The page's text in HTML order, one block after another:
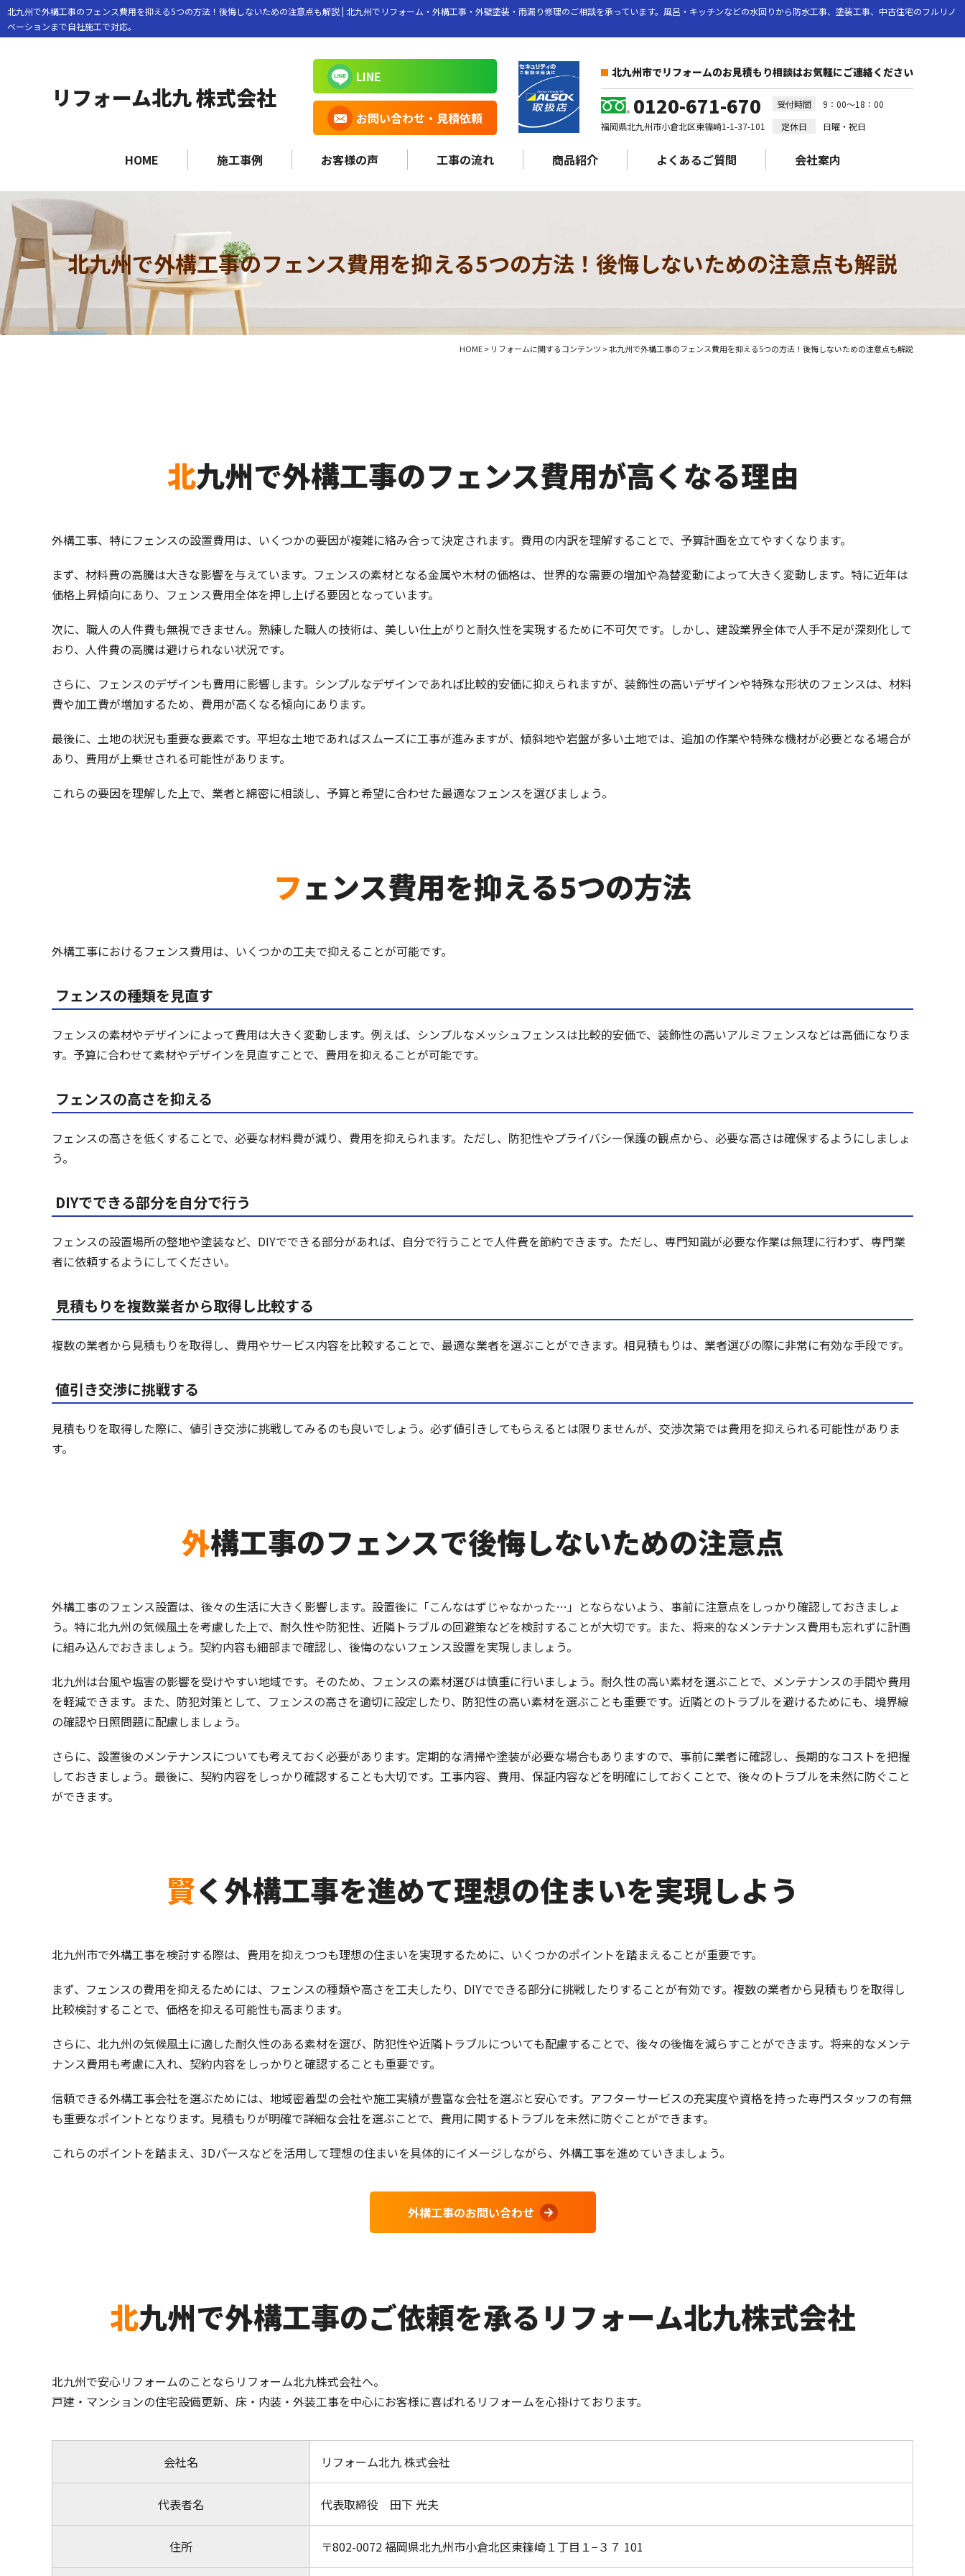
北九州で外構工事のフェンス費用を抑える5つの方法！後悔しないための注意点も解説 | 北九州でリフォーム・外構工事・外壁塗装・雨漏り修理のご相談を承っています。風呂・キッチンなどの水回りから防水工事、塗装工事、中古住宅のフルリノ
ベーションまで自社施工で対応。
リフォーム北九 株式会社
LINE
お問い合わせ・見積依頼
北九州市でリフォームのお見積もり相談はお気軽にご連絡ください
0120-671-670
福岡県北九州市小倉北区東篠崎1-1-37-101
受付時間
9：00～18：00
定休日
日曜・祝日
HOME 施工事例 お客様の声 工事の流れ 商品紹介 よくあるご質問 会社案内
北九州で外構工事のフェンス費用を抑える5つの方法！後悔しないための注意点も解説
HOME> リフォームに関するコンテンツ >北九州で外構工事のフェンス費用を抑える5つの方法！後悔しないための注意点も解説
北九州で外構工事のフェンス費用が高くなる理由
外構工事、特にフェンスの設置費用は、いくつかの要因が複雑に絡み合って決定されます。費用の内訳を理解することで、予算計画を立てやすくなります。
まず、材料費の高騰は大きな影響を与えています。フェンスの素材となる金属や木材の価格は、世界的な需要の増加や為替変動によって大きく変動します。特に近年は
価格上昇傾向にあり、フェンス費用全体を押し上げる要因となっています。
次に、職人の人件費も無視できません。熟練した職人の技術は、美しい仕上がりと耐久性を実現するために不可欠です。しかし、建設業界全体で人手不足が深刻化して
おり、人件費の高騰は避けられない状況です。
さらに、フェンスのデザインも費用に影響します。シンプルなデザインであれば比較的安価に抑えられますが、装飾性の高いデザインや特殊な形状のフェンスは、材料
費や加工費が増加するため、費用が高くなる傾向にあります。
最後に、土地の状況も重要な要素です。平坦な土地であればスムーズに工事が進みますが、傾斜地や岩盤が多い土地では、追加の作業や特殊な機材が必要となる場合が
あり、費用が上乗せされる可能性があります。
これらの要因を理解した上で、業者と綿密に相談し、予算と希望に合わせた最適なフェンスを選びましょう。
フェンス費用を抑える5つの方法
外構工事におけるフェンス費用は、いくつかの工夫で抑えることが可能です。
フェンスの種類を見直す
フェンスの素材やデザインによって費用は大きく変動します。例えば、シンプルなメッシュフェンスは比較的安価で、装飾性の高いアルミフェンスなどは高価になりま
す。予算に合わせて素材やデザインを見直すことで、費用を抑えることが可能です。
フェンスの高さを抑える
フェンスの高さを低くすることで、必要な材料費が減り、費用を抑えられます。ただし、防犯性やプライバシー保護の観点から、必要な高さは確保するようにしましょ
う。
DIYでできる部分を自分で行う
フェンスの設置場所の整地や塗装など、DIYでできる部分があれば、自分で行うことで人件費を節約できます。ただし、専門知識が必要な作業は無理に行わず、専門業
者に依頼するようにしてください。
見積もりを複数業者から取得し比較する
複数の業者から見積もりを取得し、費用やサービス内容を比較することで、最適な業者を選ぶことができます。相見積もりは、業者選びの際に非常に有効な手段です。
値引き交渉に挑戦する
見積もりを取得した際に、値引き交渉に挑戦してみるのも良いでしょう。必ず値引きしてもらえるとは限りませんが、交渉次第では費用を抑えられる可能性がありま
す。
外構工事のフェンスで後悔しないための注意点
外構工事のフェンス設置は、後々の生活に大きく影響します。設置後に「こんなはずじゃなかった…」とならないよう、事前に注意点をしっかり確認しておきましょ
う。特に北九州の気候風土を考慮した上で、耐久性や防犯性、近隣トラブルの回避策などを検討することが大切です。また、将来的なメンテナンス費用も忘れずに計画
に組み込んでおきましょう。契約内容も細部まで確認し、後悔のないフェンス設置を実現しましょう。
北九州は台風や塩害の影響を受けやすい地域です。そのため、フェンスの素材選びは慎重に行いましょう。耐久性の高い素材を選ぶことで、メンテナンスの手間や費用
を軽減できます。また、防犯対策として、フェンスの高さを適切に設定したり、防犯性の高い素材を選ぶことも重要です。近隣とのトラブルを避けるためにも、境界線
の確認や日照問題に配慮しましょう。
さらに、設置後のメンテナンスについても考えておく必要があります。定期的な清掃や塗装が必要な場合もありますので、事前に業者に確認し、長期的なコストを把握
しておきましょう。最後に、契約内容をしっかり確認することも大切です。工事内容、費用、保証内容などを明確にしておくことで、後々のトラブルを未然に防ぐこと
ができます。
賢く外構工事を進めて理想の住まいを実現しよう
北九州市で外構工事を検討する際は、費用を抑えつつも理想の住まいを実現するために、いくつかのポイントを踏まえることが重要です。
まず、フェンスの費用を抑えるためには、フェンスの種類や高さを工夫したり、DIYでできる部分に挑戦したりすることが有効です。複数の業者から見積もりを取得し
比較検討することで、価格を抑える可能性も高まります。
さらに、北九州の気候風土に適した耐久性のある素材を選び、防犯性や近隣トラブルについても配慮することで、後々の後悔を減らすことができます。将来的なメンテ
ナンス費用も考慮に入れ、契約内容をしっかりと確認することも重要です。
信頼できる外構工事会社を選ぶためには、地域密着型の会社や施工実績が豊富な会社を選ぶと安心です。アフターサービスの充実度や資格を持った専門スタッフの有無
も重要なポイントとなります。見積もりが明確で詳細な会社を選ぶことで、費用に関するトラブルを未然に防ぐことができます。
これらのポイントを踏まえ、3Dパースなどを活用して理想の住まいを具体的にイメージしながら、外構工事を進めていきましょう。
外構工事のお問い合わせ
北九州で外構工事のご依頼を承るリフォーム北九株式会社
北九州で安心リフォームのことならリフォーム北九株式会社へ。
戸建・マンションの住宅設備更新、床・内装・外装工事を中心にお客様に喜ばれるリフォームを心掛けております。
会社名 リフォーム北九 株式会社
代表者名 代表取締役 田下 光夫
住所 〒802-0072 福岡県北九州市小倉北区東篠崎１丁目１−３７ 101